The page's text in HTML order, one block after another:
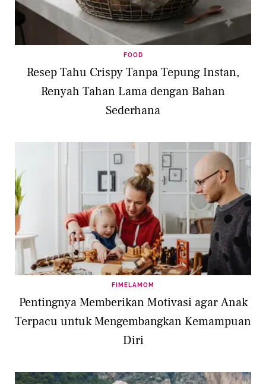
FOOD
Resep Tahu Crispy Tanpa Tepung Instan,
Renyah Tahan Lama dengan Bahan
Sederhana
FIMELAMOM
Pentingnya Memberikan Motivasi agar Anak
Terpacu untuk Mengembangkan Kemampuan
Diri